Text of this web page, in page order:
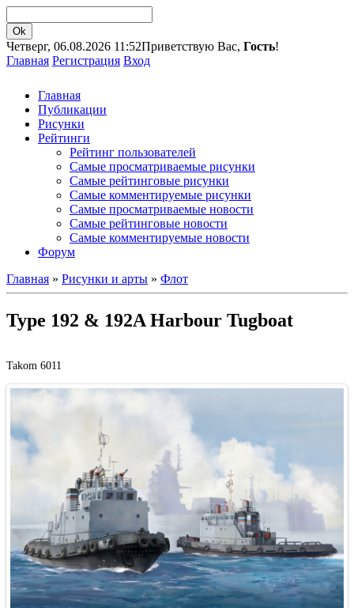
Четверг, 06.08.2026 11:52Приветствую Вас, Гость!
Главная Регистрация Вход
Главная
Публикации
Рисунки
Рейтинги
Рейтинг пользователей
Самые просматриваемые рисунки
Самые рейтинговые рисунки
Самые комментируемые рисунки
Самые просматриваемые новости
Самые рейтинговые новости
Самые комментируемые новости
Форум
Главная » Рисунки и арты » Флот
Type 192 & 192A Harbour Tugboat
Takom 6011